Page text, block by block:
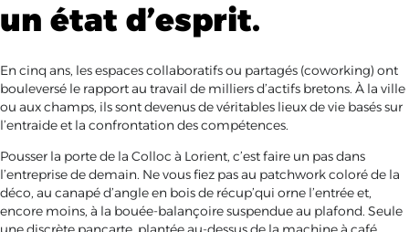
un état d’esprit.
En cinq ans, les espaces collaboratifs ou partagés (coworking) ont
bouleversé le rapport au travail de milliers d’actifs bretons. À la ville
ou aux champs, ils sont devenus de véritables lieux de vie basés sur
l’entraide et la confrontation des compétences.
Pousser la porte de la Colloc à Lorient, c’est faire un pas dans
l’entreprise de demain. Ne vous fiez pas au patchwork coloré de la
déco, au canapé d’angle en bois de récup’qui orne l’entrée et,
encore moins, à la bouée-balançoire suspendue au plafond. Seule